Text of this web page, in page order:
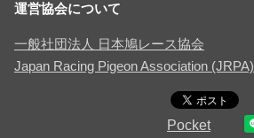
運営協会について
一般社団法人 日本鳩レース協会
Japan Racing Pigeon Association (JRPA)
Pocket